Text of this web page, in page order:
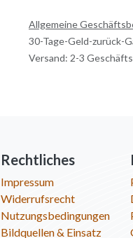
Allgemeine
30-Tage-Geld-zurück-
Versand: 2-3
Rechtliches
Impressum
Widerrufsrecht
Nutzungsbedingungen
Bildquellen & Einsatz